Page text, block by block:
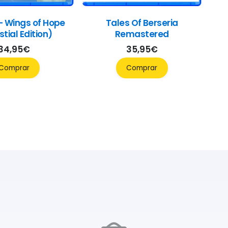
Wings of Hope
Edition)
€
Tales Of Berseria
Remastered
35,95€
Comprar